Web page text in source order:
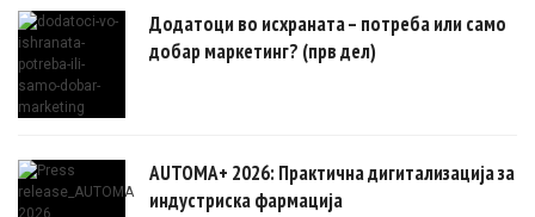
Додатоци во исхраната – потреба или само
добар маркетинг? (прв дел)
AUTOMA+ 2026: Практична дигитализација за
индустриска фармација